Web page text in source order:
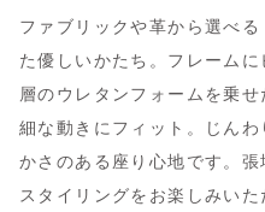
ファブリックや革から選べ
た優しいかたち。フレーム
層のウレタンフォームを乗
細な動きにフィット。じん
かさのある座り心地です。
スタイリングをお楽しみいた